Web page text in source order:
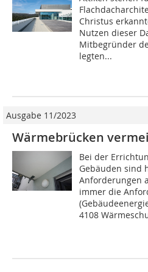
Christus
Nutzen dieser
Mitbegründer
legten...
Ausgabe 11/2023
Wärmebrücken
Bei der
Gebäuden sind
Anforderungen
immer die
4108